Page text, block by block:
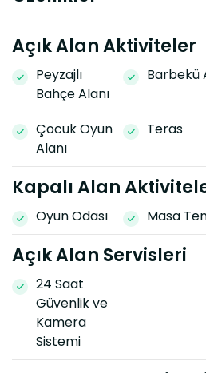
Açık Alan Aktiviteler
Peyzajlı
Bahçe Alanı
Barbekü
Çocuk Oyun
Alanı
Teras
Kapalı Alan
Oyun Odası Masa
Açık Alan Servisleri
24 Saat
Güvenlik ve
Kamera
Sistemi